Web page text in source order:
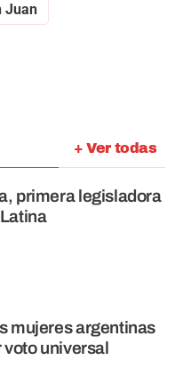
Juan
+ Ver todas
primera legisladora
mujeres argentinas
universal